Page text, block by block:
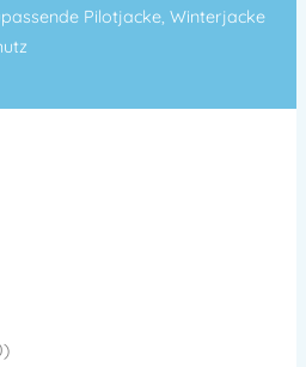
Pilotjacke, Winterjacke